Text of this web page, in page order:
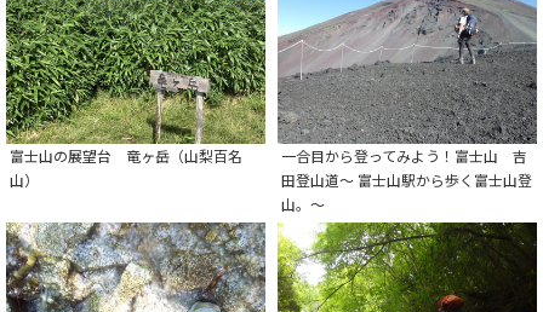
富士山の展望台 竜ヶ岳（山梨百名
山）
一合目から登ってみよう！富士山 吉
田登山道～ 富士山駅から歩く富士山登
山。～